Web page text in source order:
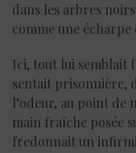
dans les arbres
comme une écharpe
Ici, tout lui semblait
sentait prisonnière,
l’odeur, au point de
main fraîche posée
fredonnait un